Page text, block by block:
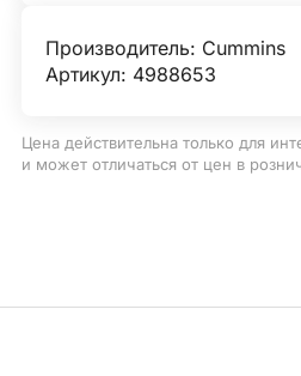
Производитель: Cummins
Артикул: 4988653
Цена действительна только для
и может отличаться от цен в